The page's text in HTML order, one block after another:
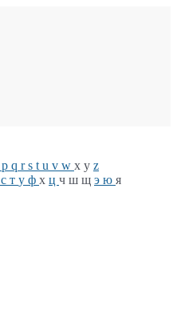
p q rs t u v w x y z
с т у ф х ц ч ш щ э ю я